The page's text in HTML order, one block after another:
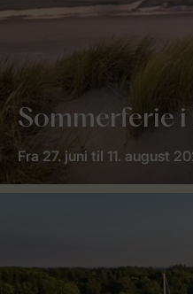
Sommerferie
Fra 27. juni til 11. august